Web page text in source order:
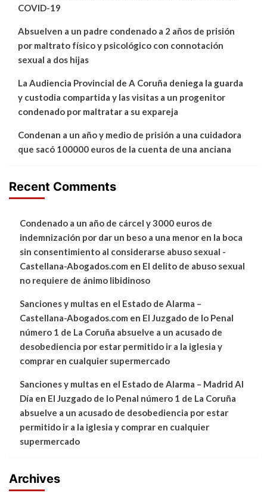
COVID-19
Absuelven a un padre condenado a 2 años de prisión
por maltrato físico y psicológico con connotación
sexual a dos hijas
La Audiencia Provincial de A Coruña deniega la guarda
y custodia compartida y las visitas a un progenitor
condenado por maltratar a su expareja
Condenan a un año y medio de prisión a una cuidadora
que sacó 100000 euros de la cuenta de una anciana
Recent Comments
Condenado a un año de cárcel y 3000 euros de
indemnización por dar un beso a una menor en la boca
sin consentimiento al considerarse abuso sexual -
Castellana-Abogados.com en El delito de abuso sexual
no requiere de ánimo libidinoso
Sanciones y multas en el Estado de Alarma –
Castellana-Abogados.com en El Juzgado de lo Penal
número 1 de La Coruña absuelve a un acusado de
desobediencia por estar permitido ir a la iglesia y
comprar en cualquier supermercado
Sanciones y multas en el Estado de Alarma – Madrid Al
Día en El Juzgado de lo Penal número 1 de La Coruña
absuelve a un acusado de desobediencia por estar
permitido ir a la iglesia y comprar en cualquier
supermercado
Archives